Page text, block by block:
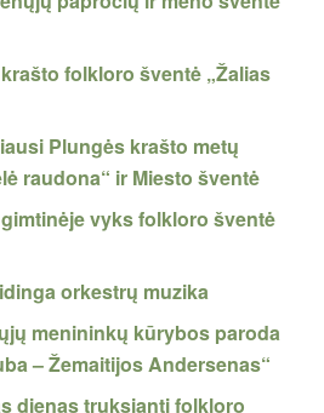
folkloro šventė „Žalias
Plungės krašto metų
raudona“ ir Miesto šventė
vyks folkloro šventė
orkestrų muzika
menininkų kūrybos paroda
– Žemaitijos Andersenas“
dienas truksianti folkloro